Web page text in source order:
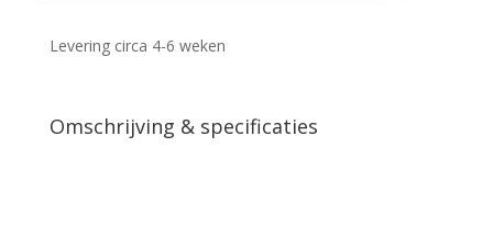
Levering circa 4-6 weken
Omschrijving & specificaties